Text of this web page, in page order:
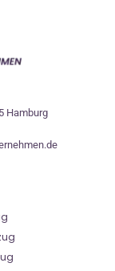
Hamburg